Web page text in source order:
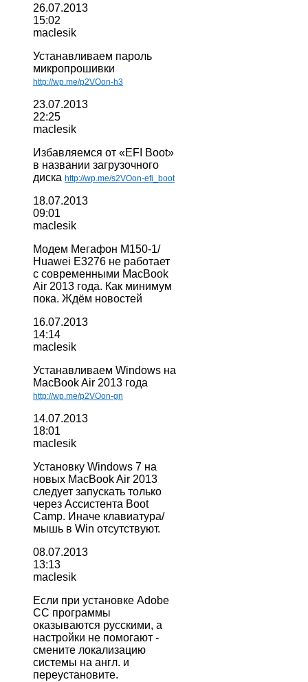
26.07.2013
15:02
maclesik
Устанавливаем пароль
микропрошивки
http://wp.me/p2VOon-h3
23.07.2013
22:25
maclesik
Избавляемся от «EFI Boot»
в названии загрузочного
диска http://wp.me/s2VOon-efi_boot
18.07.2013
09:01
maclesik
Модем Мегафон М150-1/
Huawei E3276 не работает
с современными MacBook
Air 2013 года. Как минимум
пока. Ждём новостей
16.07.2013
14:14
maclesik
Устанавливаем Windows на
MacBook Air 2013 года
http://wp.me/p2VOon-gn
14.07.2013
18:01
maclesik
Установку Windows 7 на
новых MacBook Air 2013
следует запускать только
через Ассистента Boot
Camp. Иначе клавиатура/
мышь в Win отсутствуют.
08.07.2013
13:13
maclesik
Если при установке Adobe
CC программы
оказываются русскими, а
настройки не помогают -
смените локализацию
системы на англ. и
переустановите.